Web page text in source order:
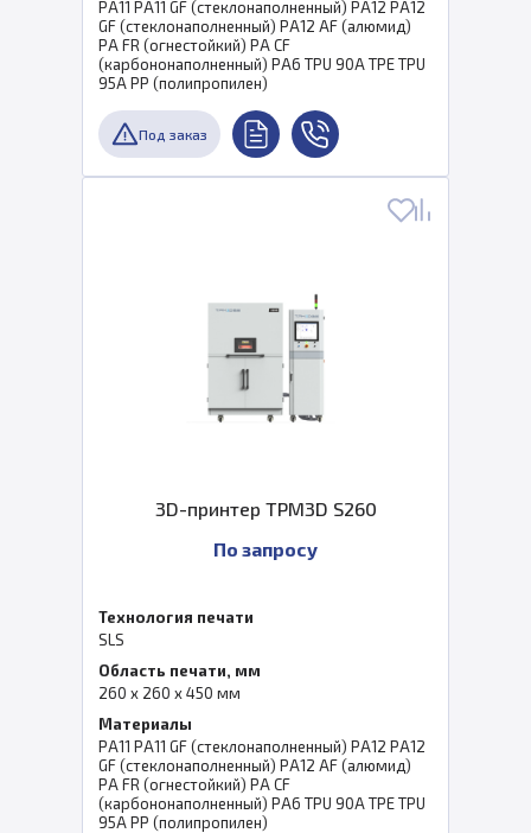
PA11 PA11 GF (стеклонаполненный) PA12 PA12
GF (стеклонаполненный) PA12 AF (алюмид)
PA FR (огнестойкий) PA CF
(карбононаполненный) PA6 TPU 90A TPE TPU
95A PP (полипропилен)
Под заказ
3D-принтер TPM3D S260
По запросу
Технология печати
SLS
Область печати, мм
260 x 260 x 450 мм
Материалы
PA11 PA11 GF (стеклонаполненный) PA12 PA12
GF (стеклонаполненный) PA12 AF (алюмид)
PA FR (огнестойкий) PA CF
(карбононаполненный) PA6 TPU 90A TPE TPU
95A PP (полипропилен)